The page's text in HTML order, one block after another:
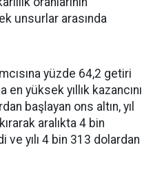
unsurlar arasında
yüzde 64,2 getiri
yüksek yıllık kazancını
başlayan ons altın, yıl
aralıkta 4 bin
yılı 4 bin 313 dolardan